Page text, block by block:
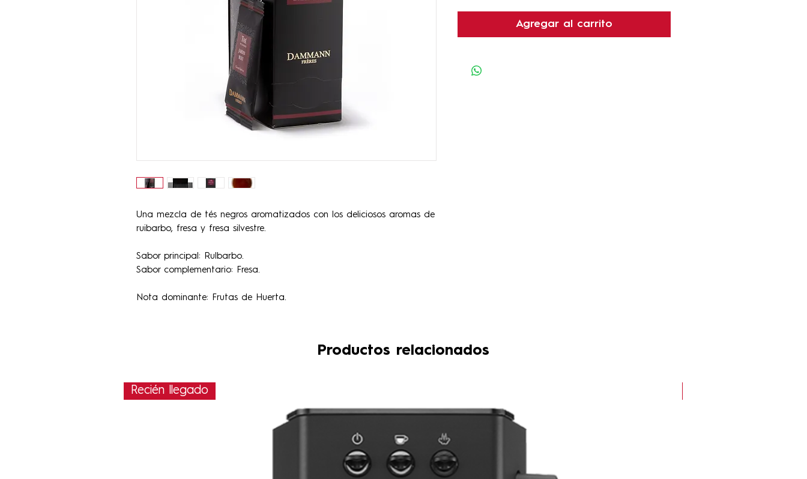
Una mezcla de tés negros aromatizados con los deliciosos aromas de
ruibarbo, fresa y fresa silvestre.
Sabor principal: Rulbarbo.
Sabor complementario: Fresa.
Nota dominante: Frutas de Huerta.
Agregar al carrito
Productos relacionados
Recién llegado